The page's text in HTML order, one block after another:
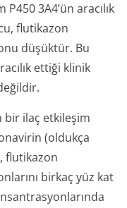
3A4’ün aracılık
flutikazon
düşüktür. Bu
ettiği klinik
bir ilaç etkileşim
(oldukça
flutikazon
birkaç yüz kat